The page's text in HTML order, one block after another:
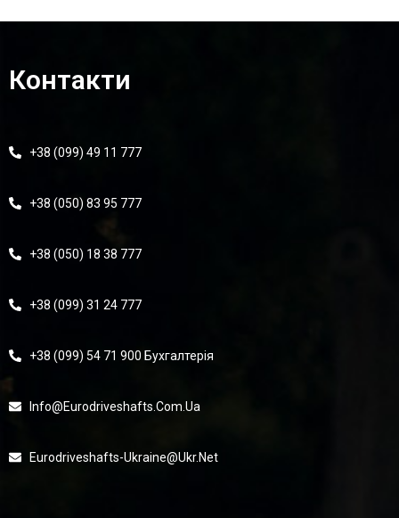
Контакти
+38 (099) 49 11 777
+38 (050) 83 95 777
+38 (050) 18 38 777
+38 (099) 31 24 777
+38 (099) 54 71 900 Бухгалтерія
Info@eurodriveshafts.com.ua
Eurodriveshafts-Ukraine@ukr.net